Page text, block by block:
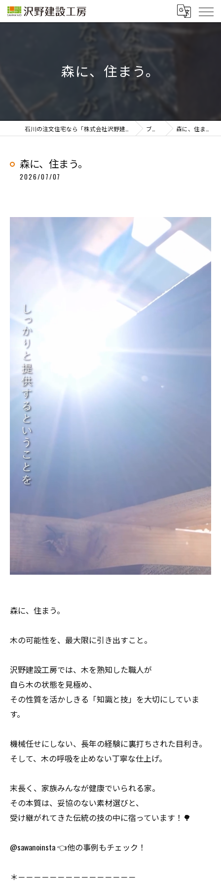
森に、住まう。
ブログ 森に、住まう。
森に、住まう。
2026/07/07
森に、住まう。
木の可能性を、最大限に引き出すこと。
沢野建設工房では、木を熟知した職人が
自ら木の状態を見極め、
その性質を活かしきる「知識と技」を大切にしていま
す。
機械任せにしない、長年の経験に裏打ちされた目利き。
そして、木の呼吸を止めない丁寧な仕上げ。
末長く、家族みんなが健康でいられる家。
その本質は、妥協のない素材選びと、
受け継がれてきた伝統の技の中に宿っています！🌳
@sawanoinsta 👈他の事例もチェック！
＊－－－－－－－－－－－－－－－